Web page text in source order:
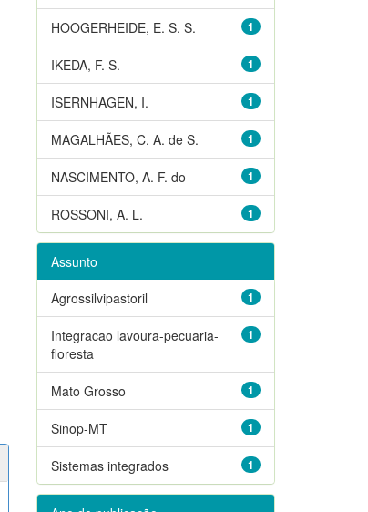
1
HOOGERHEIDE, E. S. S.
1
IKEDA, F. S.
1
ISERNHAGEN, I.
1
MAGALHÃES, C. A. de S.
1
NASCIMENTO, A. F. do
1
ROSSONI, A. L.
Assunto
1
Agrossilvipastoril
1
Integracao lavoura-pecuaria-
floresta
1
Mato Grosso
1
Sinop-MT
1
Sistemas integrados